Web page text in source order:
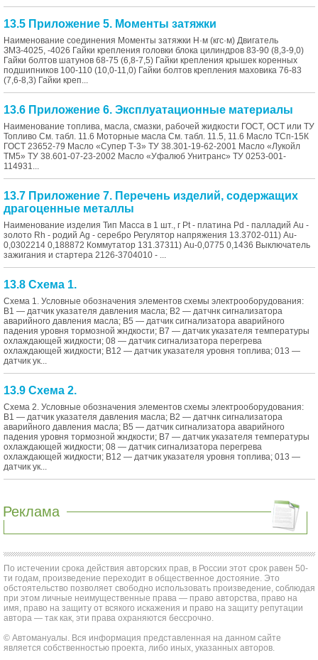
13.5 Приложение 5. Моменты затяжки
Наименование соединения Моменты затяжки Н·м (кгс·м) Двигатель
ЗМЗ-4025, -4026 Гайки крепления головки блока цилиндров 83-90 (8,3-9,0)
Гайки болтов шатунов 68-75 (6,8-7,5) Гайки крепления крышек коренных
подшипников 100-110 (10,0-11,0) Гайки болтов крепления маховика 76-83
(7,6-8,3) Гайки креп...
13.6 Приложение 6. Эксплуатационные материалы
Наименование топлива, масла, смазки, рабочей жидкости ГОСТ, ОСТ или ТУ
Топливо См. табл. 11.6 Моторные масла См. табл. 11.5, 11.6 Масло ТСп-15К
ГОСТ 23652-79 Масло «Супер Т-3» ТУ 38.301-19-62-2001 Масло «Лукойл
ТМ5» ТУ 38.601-07-23-2002 Масло «Уфалюб Унитранс» ТУ 0253-001-
114931...
13.7 Приложение 7. Перечень изделий, содержащих
драгоценные металлы
Наименование изделия Тип Масса в 1 шт., г Pt - платина Pd - палладий Au -
золото Rh - родий Ag - серебро Регулятор напряжения 13.3702-011) Аu-
0,0302214 0,188872 Коммутатор 131.37311) Аu-0,0775 0,1436 Выключатель
зажигания и стартера 2126-3704010 - ...
13.8 Cхема 1.
Схема 1. Условные обозначения элементов схемы электрооборудования:
В1 — датчик указателя давления масла; В2 — датчнк сигнализатора
аварийного давления масла; В5 — датчик сигнализатора аварийного
падения уровня тормозной жндкости; В7 — датчик указателя температуры
охлаждающей жидкости; 08 — датчик сигнализатора перегрева
охлаждающей жидкости; В12 — датчик указателя уровня топлива; 013 —
датчик ук...
13.9 Схема 2.
Схема 2. Условные обозначения элементов схемы электрооборудования:
В1 — датчик указателя давления масла; В2 — датчнк сигнализатора
аварийного давления масла; В5 — датчик сигнализатора аварийного
падения уровня тормозной жндкости; В7 — датчик указателя температуры
охлаждающей жидкости; 08 — датчик сигнализатора перегрева
охлаждающей жидкости; В12 — датчик указателя уровня топлива; 013 —
датчик ук...
Реклама
По истечении срока действия авторских прав, в России этот срок равен 50-
ти годам, произведение переходит в общественное достояние. Это
обстоятельство позволяет свободно использовать произведение, соблюдая
при этом личные неимущественные права — право авторства, право на
имя, право на защиту от всякого искажения и право на защиту репутации
автора — так как, эти права охраняются бессрочно.
© Автомануалы. Вся информация представленная на данном сайте
является собственностью проекта, либо иных, указанных авторов.